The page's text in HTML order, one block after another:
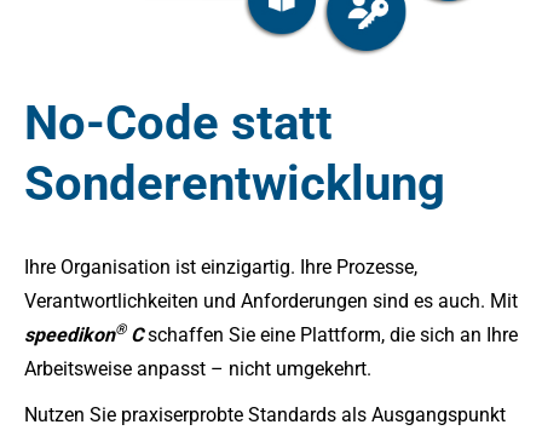
No-Code statt
Sonderentwicklung
Ihre Organisation ist einzigartig. Ihre Prozesse,
Verantwortlichkeiten und Anforderungen sind es auch. Mit
speedikon®Cschaffen Sie eine Plattform, die sich an Ihre
Arbeitsweise anpasst – nicht umgekehrt.
Nutzen Sie praxiserprobte Standards als Ausgangspunkt